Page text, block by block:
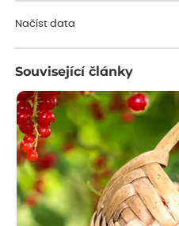
Načíst data
Související články